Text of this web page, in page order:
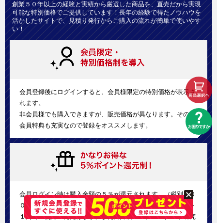
創業５０年以上の経験と実績から厳選した商品を、直売だから実現
可能な特別価格でご提供しています！長年の経験で得たノウハウを
活かしたサイトで、見積り発行からご購入の流れが簡単で使いやす
い！
会員登録後にログインすると、会員様限定の特別価格が表示さ
れます。
非会員様でも購入できますが、販売価格が異なります。その他
会員特典も充実なので登録をオススメします。
会員ログイン時は購入金額の５％が還元されます。（税別１０
０円お買い上げ毎に５ポイント付与）。次回以降に１ポイント
１円でご使用いただけます。また姉妹店のバナースタンド研究